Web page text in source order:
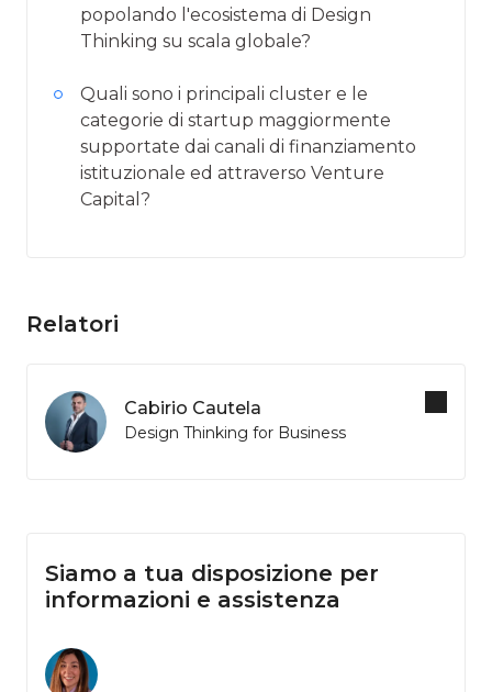
popolando l'ecosistema di Design
Thinking su scala globale?
Quali sono i principali cluster e le
categorie di startup maggiormente
supportate dai canali di finanziamento
istituzionale ed attraverso Venture
Capital?
Relatori
Cabirio Cautela
Design Thinking for Business
Siamo a tua disposizione per
informazioni e assistenza